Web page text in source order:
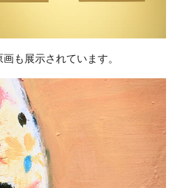
も展示されています。